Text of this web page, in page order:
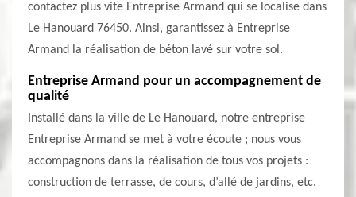
contactez plus vite Entreprise Armand qui se localise dans
Le Hanouard 76450. Ainsi, garantissez à Entreprise
Armand la réalisation de béton lavé sur votre sol.
Entreprise Armand pour un accompagnement de
qualité
Installé dans la ville de Le Hanouard, notre entreprise
Entreprise Armand se met à votre écoute ; nous vous
accompagnons dans la réalisation de tous vos projets :
construction de terrasse, de cours, d’allé de jardins, etc.